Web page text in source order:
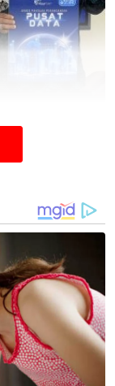
Bernama
bangunan
pusat
Amp
atau di
ini, kami